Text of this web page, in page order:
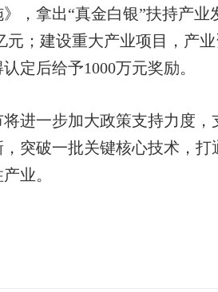
，拿出“真金白银”扶持产
元；建设重大产业项目，产
定后给予1000万元奖励。
一步加大政策支持力度，
突破一批关键核心技术，
业。